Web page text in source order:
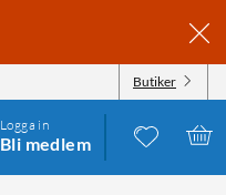
Butiker
Logga in
Bli medlem